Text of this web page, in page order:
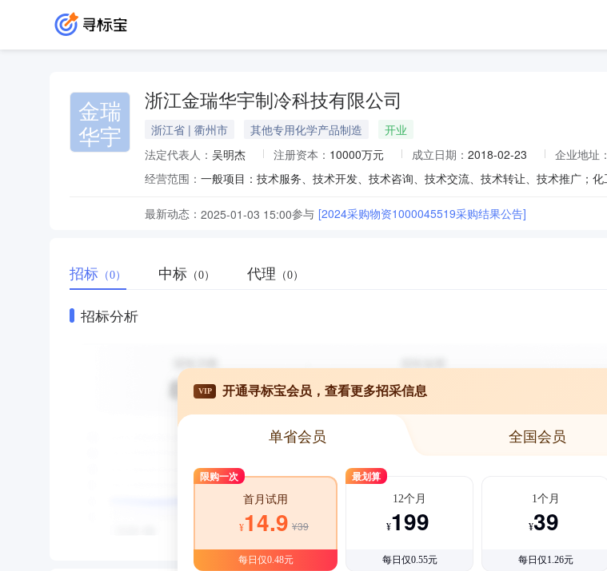
金瑞
华宇
浙江金瑞华宇制冷科技有限公司
浙江省 | 衢州市 其他专用化学产品制造
开业
法定代表人： 吴明杰 注册资本： 10000万元 成立日期： 2018-02-23 企业地址：
经营范围：
最新动态： 2025-01-03 15:00参与 [2024采购物资1000045519采购结果公告]
招标 （0） 中标 （0） 代理 （0）
招标分析
VIP 开通寻标宝会员，查看更多招采信息
单省会员 全国会员
限购一次
首月试用
¥14.9 ¥39
每日仅0.48元
最划算
12个月
¥199
每日仅0.55元
1个月
¥39
每日仅1.26元